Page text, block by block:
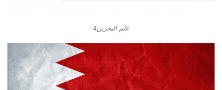
علم البحرين4